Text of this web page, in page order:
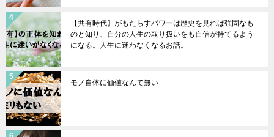
【共有時代】がもたらすパワーは歴史を見れば強固なも
のと知り、自分の人生の取り扱いをも自信が持てるよう
になる。人生に迷わなくなるお話。
モノ自体に価値なんて無い